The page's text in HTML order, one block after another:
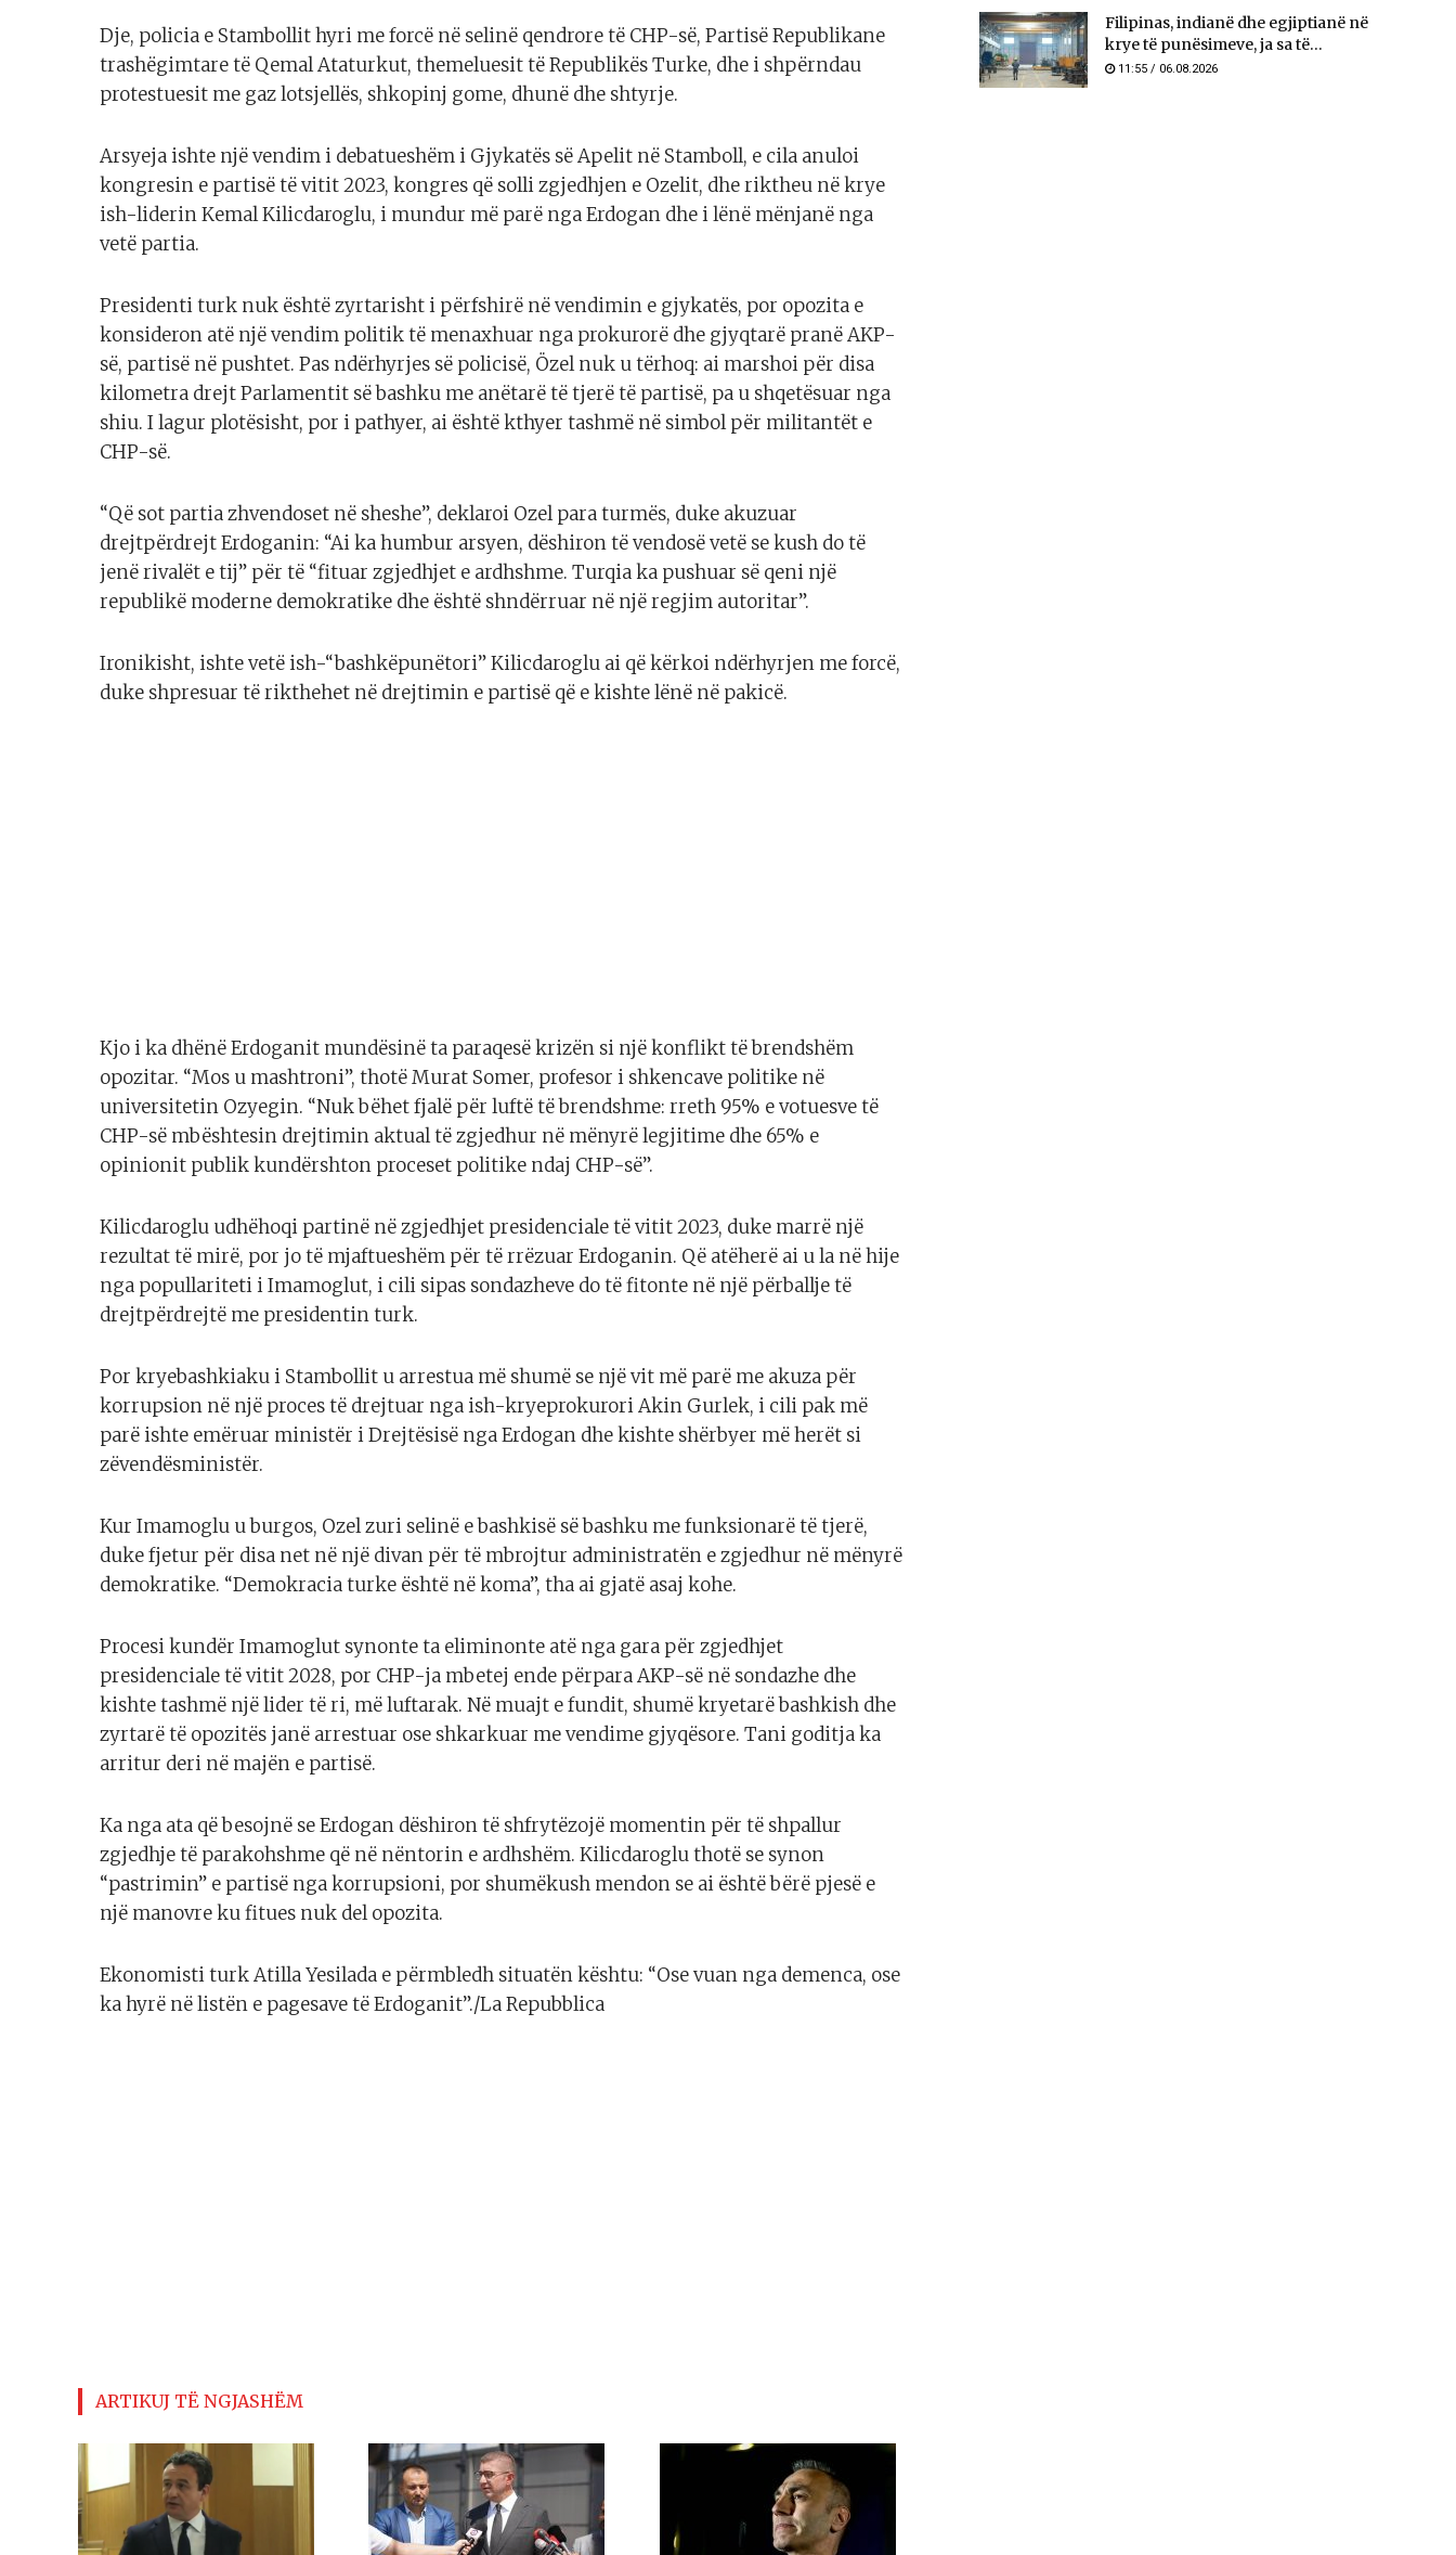
Dje, policia e Stambollit hyri me forcë në selinë qendrore të CHP-së, Partisë Republikane
trashëgimtare të Qemal Ataturkut, themeluesit të Republikës Turke, dhe i shpërndau
protestuesit me gaz lotsjellës, shkopinj gome, dhunë dhe shtyrje.
Arsyeja ishte një vendim i debatueshëm i Gjykatës së Apelit në Stamboll, e cila anuloi
kongresin e partisë të vitit 2023, kongres që solli zgjedhjen e Ozelit, dhe riktheu në krye
ish-liderin Kemal Kilicdaroglu, i mundur më parë nga Erdogan dhe i lënë mënjanë nga
vetë partia.
Presidenti turk nuk është zyrtarisht i përfshirë në vendimin e gjykatës, por opozita e
konsideron atë një vendim politik të menaxhuar nga prokurorë dhe gjyqtarë pranë AKP-
së, partisë në pushtet. Pas ndërhyrjes së policisë, Özel nuk u tërhoq: ai marshoi për disa
kilometra drejt Parlamentit së bashku me anëtarë të tjerë të partisë, pa u shqetësuar nga
shiu. I lagur plotësisht, por i pathyer, ai është kthyer tashmë në simbol për militantët e
CHP-së.
“Që sot partia zhvendoset në sheshe”, deklaroi Ozel para turmës, duke akuzuar
drejtpërdrejt Erdoganin: “Ai ka humbur arsyen, dëshiron të vendosë vetë se kush do të
jenë rivalët e tij” për të “fituar zgjedhjet e ardhshme. Turqia ka pushuar së qeni një
republikë moderne demokratike dhe është shndërruar në një regjim autoritar”.
Ironikisht, ishte vetë ish-“bashkëpunëtori” Kilicdaroglu ai që kërkoi ndërhyrjen me forcë,
duke shpresuar të rikthehet në drejtimin e partisë që e kishte lënë në pakicë.
Kjo i ka dhënë Erdoganit mundësinë ta paraqesë krizën si një konflikt të brendshëm
opozitar. “Mos u mashtroni”, thotë Murat Somer, profesor i shkencave politike në
universitetin Ozyegin. “Nuk bëhet fjalë për luftë të brendshme: rreth 95% e votuesve të
CHP-së mbështesin drejtimin aktual të zgjedhur në mënyrë legjitime dhe 65% e
opinionit publik kundërshton proceset politike ndaj CHP-së”.
Kilicdaroglu udhëhoqi partinë në zgjedhjet presidenciale të vitit 2023, duke marrë një
rezultat të mirë, por jo të mjaftueshëm për të rrëzuar Erdoganin. Që atëherë ai u la në hije
nga popullariteti i Imamoglut, i cili sipas sondazheve do të fitonte në një përballje të
drejtpërdrejtë me presidentin turk.
Por kryebashkiaku i Stambollit u arrestua më shumë se një vit më parë me akuza për
korrupsion në një proces të drejtuar nga ish-kryeprokurori Akin Gurlek, i cili pak më
parë ishte emëruar ministër i Drejtësisë nga Erdogan dhe kishte shërbyer më herët si
zëvendësministër.
Kur Imamoglu u burgos, Ozel zuri selinë e bashkisë së bashku me funksionarë të tjerë,
duke fjetur për disa net në një divan për të mbrojtur administratën e zgjedhur në mënyrë
demokratike. “Demokracia turke është në koma”, tha ai gjatë asaj kohe.
Procesi kundër Imamoglut synonte ta eliminonte atë nga gara për zgjedhjet
presidenciale të vitit 2028, por CHP-ja mbetej ende përpara AKP-së në sondazhe dhe
kishte tashmë një lider të ri, më luftarak. Në muajt e fundit, shumë kryetarë bashkish dhe
zyrtarë të opozitës janë arrestuar ose shkarkuar me vendime gjyqësore. Tani goditja ka
arritur deri në majën e partisë.
Ka nga ata që besojnë se Erdogan dëshiron të shfrytëzojë momentin për të shpallur
zgjedhje të parakohshme që në nëntorin e ardhshëm. Kilicdaroglu thotë se synon
“pastrimin” e partisë nga korrupsioni, por shumëkush mendon se ai është bërë pjesë e
një manovre ku fitues nuk del opozita.
Ekonomisti turk Atilla Yesilada e përmbledh situatën kështu: “Ose vuan nga demenca, ose
ka hyrë në listën e pagesave të Erdoganit”./La Repubblica
ARTIKUJ TË NGJASHËM
Filipinas, indianë dhe egjiptianë në
krye të punësimeve, ja sa të...
11:55 / 06.08.2026